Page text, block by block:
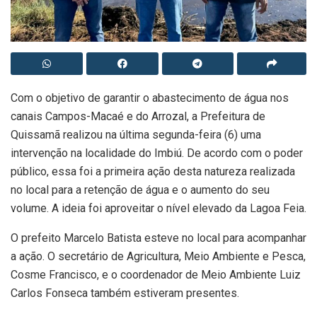
Com o objetivo de garantir o abastecimento de água nos
canais Campos-Macaé e do Arrozal, a Prefeitura de
Quissamã realizou na última segunda-feira (6) uma
intervenção na localidade do Imbiú. De acordo com o poder
público, essa foi a primeira ação desta natureza realizada
no local para a retenção de água e o aumento do seu
volume. A ideia foi aproveitar o nível elevado da Lagoa Feia.
O prefeito Marcelo Batista esteve no local para acompanhar
a ação. O secretário de Agricultura, Meio Ambiente e Pesca,
Cosme Francisco, e o coordenador de Meio Ambiente Luiz
Carlos Fonseca também estiveram presentes.